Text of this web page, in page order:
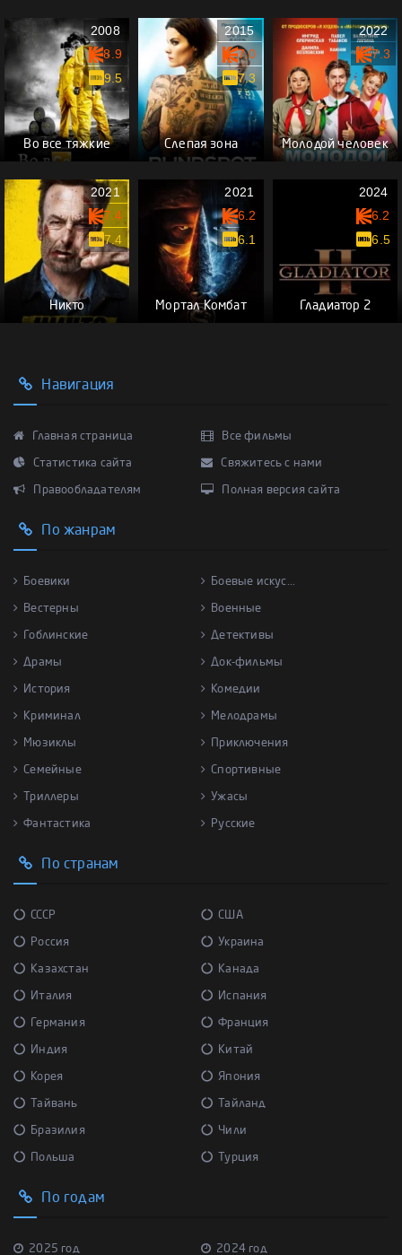
Во все тяжкие
2008
8.9
9.5
Слепая зона
2015
7.0
7.3
Молодой человек
2022
7.3
Никто
2021
7.4
7.4
Мортал Комбат
2021
6.2
6.1
Гладиатор 2
2024
6.2
6.5
Навигация
Главная страница Все фильмы
Статистика сайта Свяжитесь с нами
Правообладателям Полная версия сайта
По жанрам
Боевики Боевые искус...
Вестерны Военные
Гоблинские Детективы
Драмы Док-фильмы
История Комедии
Криминал Мелодрамы
Мюзиклы Приключения
Семейные Спортивные
Триллеры Ужасы
Фантастика Русские
По странам
СССР США
Россия Украина
Казахстан Канада
Италия Испания
Германия Франция
Индия Китай
Корея Япония
Тайвань Тайланд
Бразилия Чили
Польша Турция
По годам
2025 год 2024 год